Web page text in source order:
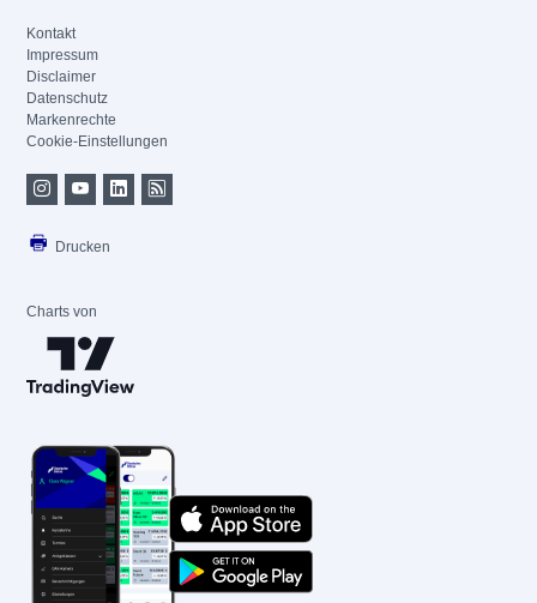
Kontakt
Impressum
Disclaimer
Datenschutz
Markenrechte
Cookie-Einstellungen
Drucken
Charts von